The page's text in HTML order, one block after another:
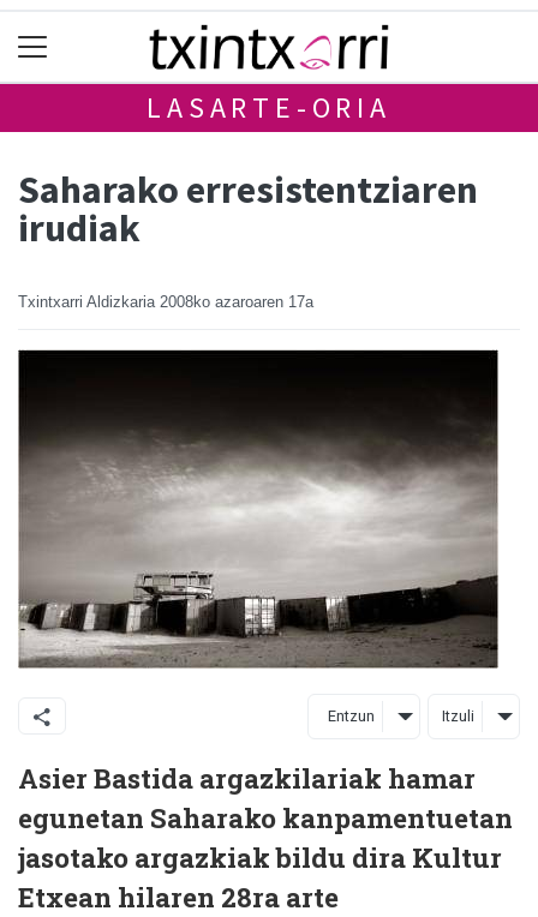
LASARTE-ORIA
Saharako erresistentziaren
irudiak
Txintxarri Aldizkaria 2008ko azaroaren 17a
Entzun Itzuli
Asier Bastida argazkilariak hamar
egunetan Saharako kanpamentuetan
jasotako argazkiak bildu dira Kultur
Etxean hilaren 28ra arte